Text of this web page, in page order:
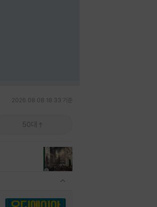
2026.08.08 18:33 기준
50대